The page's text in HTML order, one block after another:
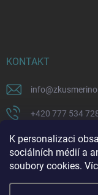
K personalizaci
sociálních médií a
soubory cookies.
KONTAKT
info@
+420 777 534
https://
zkusmerino.cz